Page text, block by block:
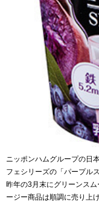
ニッポンハムグループの日
フェシリーズの「パープル
昨年の3月末にグリーンス
ージー商品は順調に売り上